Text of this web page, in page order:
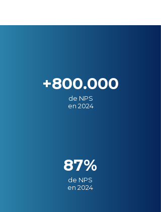
+800.000
de NPS
en 2024
87%
de NPS
en 2024